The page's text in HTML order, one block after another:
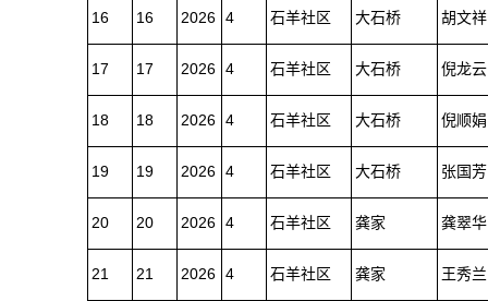
16 16 2026 4 石羊社区 大石桥 胡文祥
17 17 2026 4 石羊社区 大石桥 倪龙云
18 18 2026 4 石羊社区 大石桥 倪顺娟
19 19 2026 4 石羊社区 大石桥 张国芳
20 20 2026 4 石羊社区 龚家 龚翠华
21 21 2026 4 石羊社区 龚家 王秀兰